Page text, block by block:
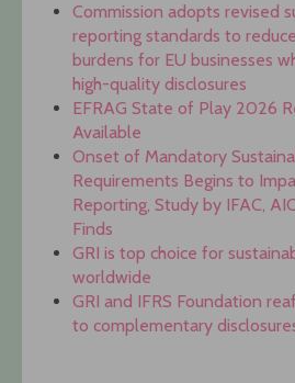
Commission adopts revised
reporting standards to
burdens for EU businesses
high-quality disclosures
EFRAG State of Play 2026
Available
Onset of Mandatory
Requirements Begins to
Reporting, Study by IFAC,
Finds
GRI is top choice for
worldwide
GRI and IFRS Foundation
to complementary